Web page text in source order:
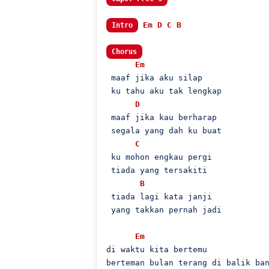
Intro Em D C B
Chorus
Em
maaf jika aku silap
ku tahu aku tak lengkap
D
maaf jika kau berharap
segala yang dah ku buat
C
ku mohon engkau pergi
tiada yang tersakiti
B
tiada lagi kata janji
yang takkan pernah jadi
Em
di waktu kita bertemu
berteman bulan terang di balik